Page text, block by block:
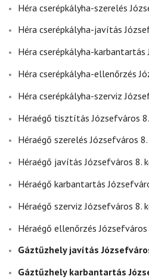
Héra cserépkályha-szerelés
Héra cserépkályha-javítás
Héra cserépkályha-
Héra cserépkályha-ellenőrzés
Héra cserépkályha-szerviz
Héraégő tisztítás Józsefváros
Héraégő szerelés Józsefváros
Héraégő javítás Józsefváros 8.
Héraégő karbantartás
Héraégő szerviz Józsefváros 8.
Héraégő ellenőrzés
Gáztűzhely javítás
Gáztűzhely karbantartás